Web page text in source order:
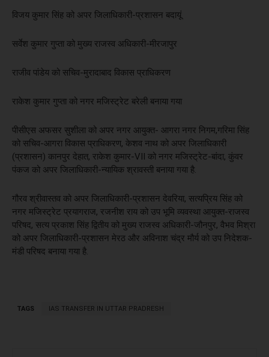
विजय कुमार सिंह को अपर जिलाधिकारी-प्रशासन बदायूं
सर्वेश कुमार गुप्ता को मुख्य राजस्व अधिकारी-मीरजापुर
राजीव पांडेय को सचिव-मुरादाबाद विकास प्राधिकरण
राकेश कुमार गुप्ता को नगर मजिस्ट्रेट बरेली बनाया गया
पीसीएस अफसर सुशीला को अपर नगर आयुक्त- आगरा नगर निगम,गरिमा सिंह
को सचिव-आगरा विकास प्राधिकरण, केशव नाथ को अपर जिलाधिकारी
(प्रशासन) कानपुर देहात, राकेश कुमार-VII को नगर मजिस्ट्रेट-बांदा, कुंवर
पंकज को अपर जिलाधिकारी-न्यायिक श्रावस्ती बनाया गया है.
गौरव श्रीवास्तव को अपर जिलाधिकारी-प्रशासन देवरिया, सत्यप्रिय सिंह को
नगर मजिस्ट्रेट प्रयागराज, रजनीश राय को उप भूमि व्यवस्था आयुक्त-राजस्व
परिषद, सत्य प्रकाश सिंह द्वितीय को मुख्य राजस्व अधिकारी-जौनपुर, वैभव मिश्रा
को अपर जिलाधिकारी-प्रशासन मेरठ और अविनाश चंद्र मौर्य को उप निदेशक-
मंडी परिषद बनाया गया है.
TAGS IAS TRANSFER IN UTTAR PRADRESH